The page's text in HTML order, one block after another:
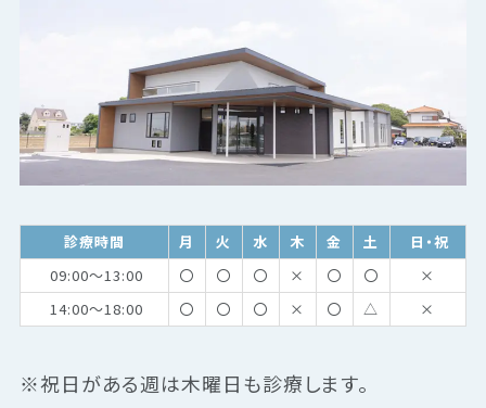
診療時間 月 火 水 木 金 土
日・祝
09:00～13:00
〇 〇 〇 × 〇 〇
×
14:00～18:00
〇 〇 〇 × 〇 △ ×
※祝日がある週は木曜日も診療します。